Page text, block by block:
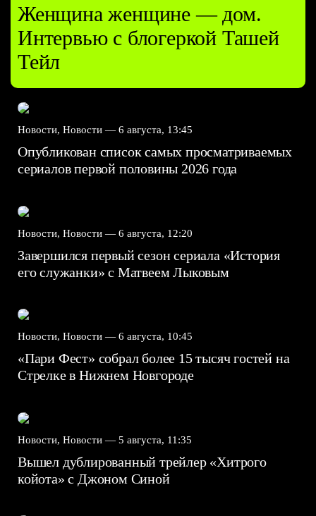
Женщина женщине — дом.
Интервью с блогеркой Ташей
Тейл
Новости, Новости — 6 августа, 13:45
Опубликован список самых просматриваемых
сериалов первой половины 2026 года
Новости, Новости — 6 августа, 12:20
Завершился первый сезон сериала «История
его служанки» с Матвеем Лыковым
Новости, Новости — 6 августа, 10:45
«Пари Фест» собрал более 15 тысяч гостей на
Стрелке в Нижнем Новгороде
Новости, Новости — 5 августа, 11:35
Вышел дублированный трейлер «Хитрого
койота» с Джоном Синой